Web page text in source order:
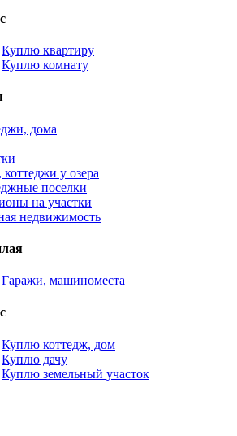
Куплю квартиру
Куплю комнату
дома
у озера
поселки
на участки
недвижимость
Гаражи, машиноместа
Куплю коттедж, дом
Куплю дачу
Куплю земельный участок